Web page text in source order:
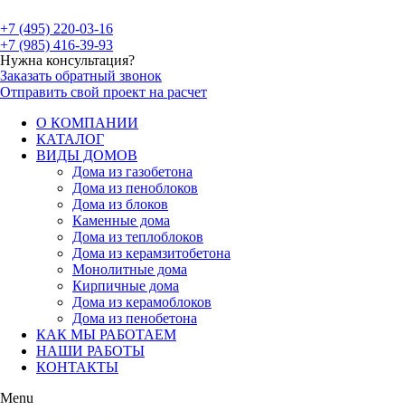
+7 (495) 220-03-16
+7 (985) 416-39-93
Нужна консультация?
Заказать обратный звонок
Отправить свой проект на расчет
О КОМПАНИИ
КАТАЛОГ
ВИДЫ ДОМОВ
Дома из газобетона
Дома из пеноблоков
Дома из блоков
Каменные дома
Дома из теплоблоков
Дома из керамзитобетона
Монолитные дома
Кирпичные дома
Дома из керамоблоков
Дома из пенобетона
КАК МЫ РАБОТАЕМ
НАШИ РАБОТЫ
КОНТАКТЫ
Menu